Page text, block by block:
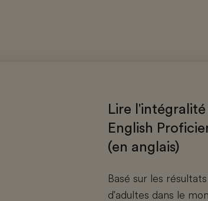
Lire
English
(en anglais)
Basé sur les
d'adultes dans le